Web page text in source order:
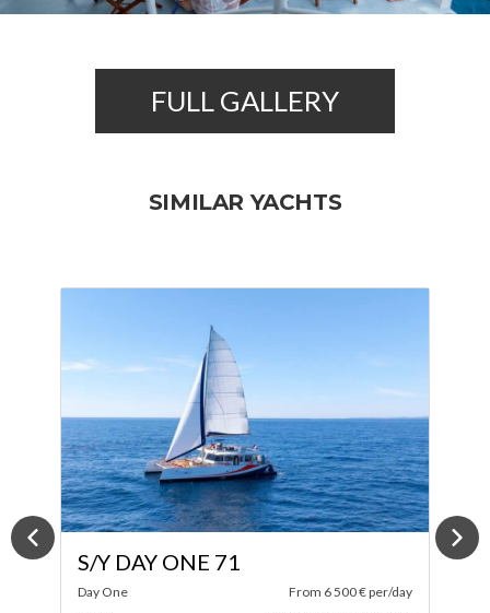
FULL GALLERY
SIMILAR YACHTS
S/Y GALATHEA 65
Fountaine Pajot
From 4 300 € per/day